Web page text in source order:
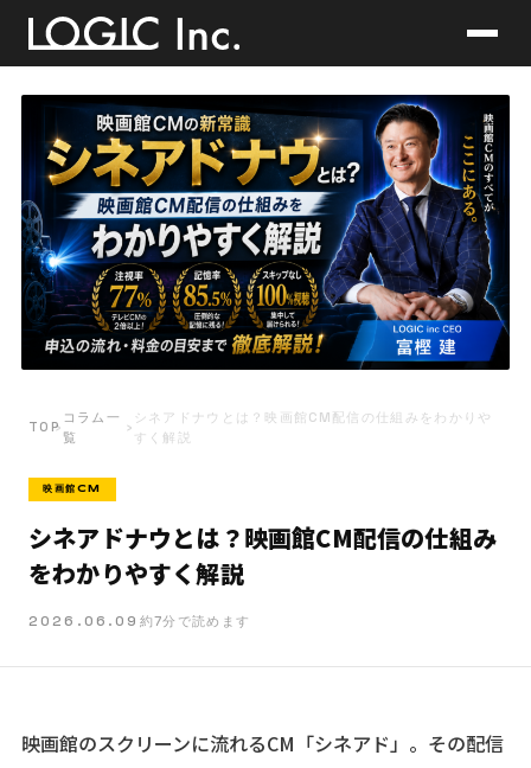
TOP›
コラム一
覧
›
シネアドナウとは？映画館CM配信の仕組みをわかりや
すく解説
映画館CM
シネアドナウとは？映画館CM配信の仕組み
をわかりやすく解説
2026.06.09 約7分で読めます
映画館のスクリーンに流れるCM「シネアド」。その配信